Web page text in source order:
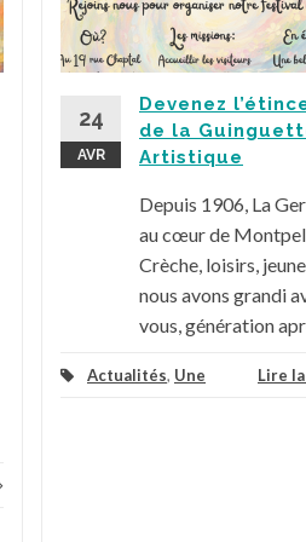
24
AVR
Devenez
de la
Artistique
Depuis 1906, La
au cœur de
Crèche, loisirs,
nous avons grandi
vous, génération
Actualités, Une Lire